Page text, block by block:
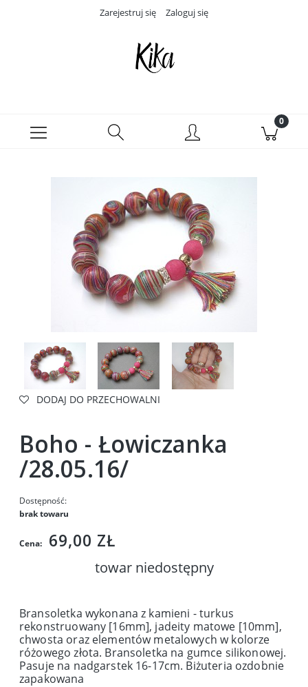
Zarejestruj się Zaloguj się
DODAJ DO PRZECHOWALNI
Boho - Łowiczanka
/28.05.16/
Dostępność:
brak towaru
Cena: 69,00 ZŁ
towar niedostępny
Bransoletka wykonana z kamieni - turkus
rekonstruowany [16mm], jadeity matowe [10mm],
chwosta oraz elementów metalowych w kolorze
różowego złota. Bransoletka na gumce silikonowej.
Pasuje na nadgarstek 16-17cm. Biżuteria ozdobnie
zapakowana